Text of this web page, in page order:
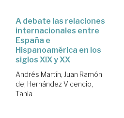
A debate las relaciones
internacionales entre
España e
Hispanoamérica en los
siglos XIX y XX
Andrés Martín, Juan Ramón
de; Hernández Vicencio,
Tania